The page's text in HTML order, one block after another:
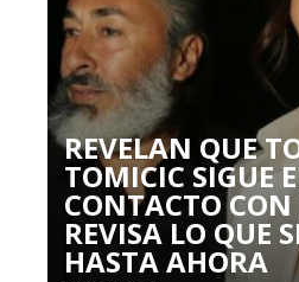
REVELAN QUE
TOMICIC SIGUE
CONTACTO
REVISA LO QUE
HASTA AHORA